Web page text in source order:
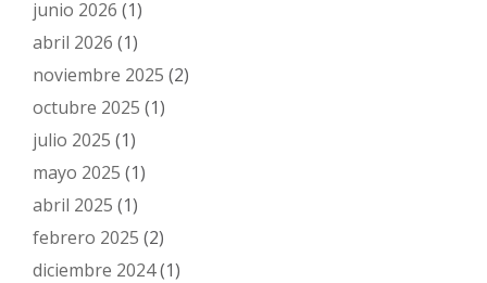
junio 2026 (1)
abril 2026 (1)
noviembre 2025 (2)
octubre 2025 (1)
julio 2025 (1)
mayo 2025 (1)
abril 2025 (1)
febrero 2025 (2)
diciembre 2024(1)